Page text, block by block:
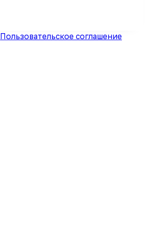
Пользовательское соглашение